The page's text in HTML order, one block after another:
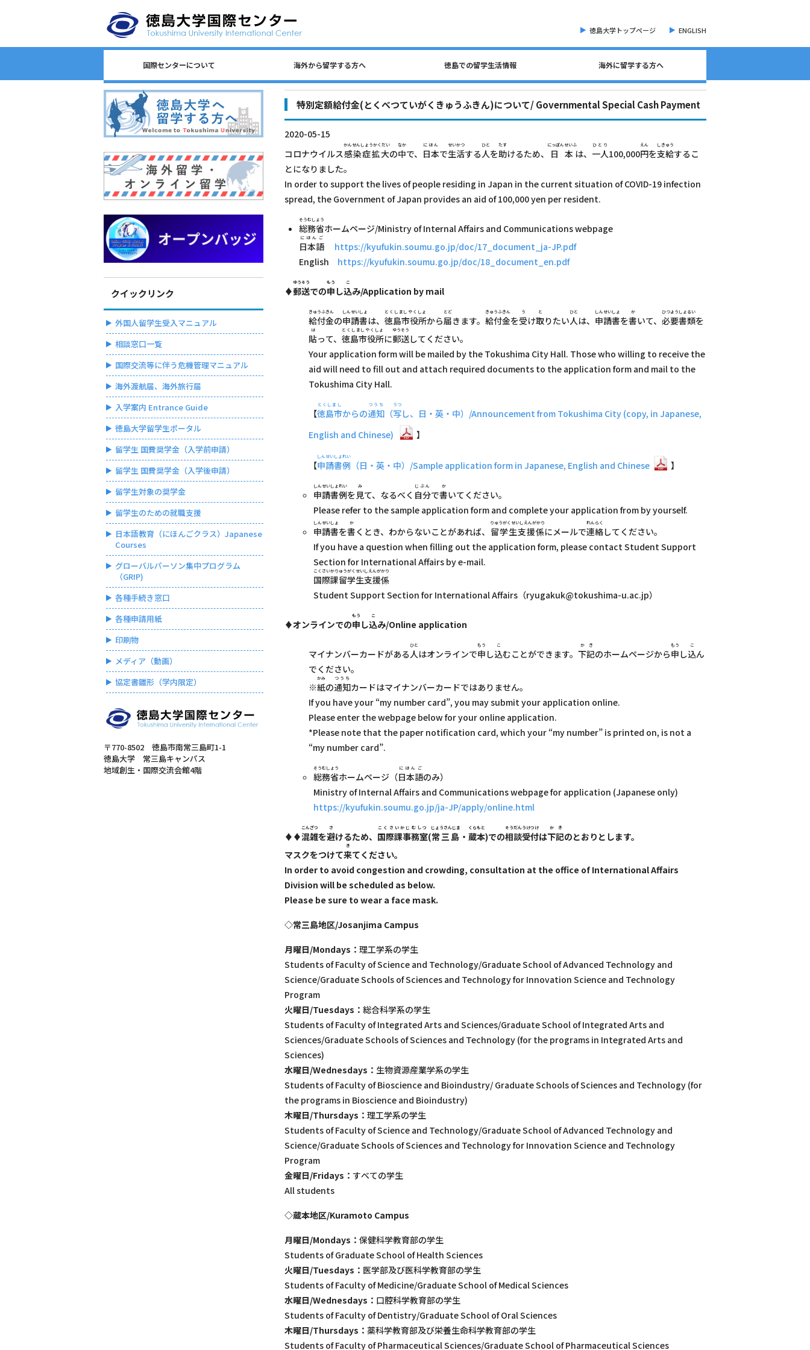
徳島大学トップページ ENGLISH
国際センターについて
国際センターについて
センター長からのごあいさつ
国際センターのロゴについて
沿革
日本語教育/Japanese Program
相談窓口一覧
スタッフ一覧
国際課連絡先
海外から留学する方へ 徳島での留学生活情報 海外に留学する方へ
特別定額給付金(とくべつていがくきゅうふきん)について/ Governmental Special Cash Payment
2020-05-15
コロナウイルス感染症拡大
かんせんしょうかくだい
の中
なか
で、 日本
にほん
で生活
せいかつ
する人
ひと
を助
たす
けるため、 日本
にっぽんせいふ
は、 一人
ひとり
100,000円
えん
を支給
しきゅう
するこ
とになりました。
In order to support the lives of people residing in Japan in the current situation of COVID-19 infection
spread, the Government of Japan provides an aid of 100,000 yen per resident.
総務省
そうむしょう
ホームページ/Ministry of Internal Affairs and Communications webpage
日本語
にほんご
https://kyufukin.soumu.go.jp/doc/17_document_ja-JP.pdf
English https://kyufukin.soumu.go.jp/doc/18_document_en.pdf
♦郵送
ゆうそう
での申
もう
し込
こ
み/Application by mail
給付金
きゅうふきん
の申請書
しんせいしょ
は、 徳島市役所
とくしましやくしょ
から届
とど
きます。 給付金
きゅうふきん
を受
う
け取
と
りたい人
ひと
は、 申請書
しんせいしょ
を書
か
いて、 必要書類
ひつようしょるい
を
貼
は
って、 徳島市役所
とくしましやくしょ
に郵送
ゆうそう
してください。
Your application form will be mailed by the Tokushima City Hall. Those who willing to receive the
aid will need to fill out and attach required documents to the application form and mail to the
Tokushima City Hall.
【徳島市
とくしまし
からの通知
つうち
（写
うつ
し、日・英・中）/Announcement from Tokushima City (copy, in Japanese,
English and Chinese)
】
【申請書例
しんせいしょれい
（日・英・中）/Sample application form in Japanese, English and Chinese 】
申請書例
しんせいしょれい
を見
み
て、なるべく 自分
じぶん
で書
か
いてください。
Please refer to the sample application form and complete your application from by yourself.
申請書
しんせいしょ
を書
か
くとき、わからないことがあれば、 留学生支援係
りゅうがくせいしえんがかり
にメールで連絡
れんらく
してください。
If you have a question when filling out the application form, please contact Student Support
Section for International Affairs by e-mail.
国際課留学生支援係
こくさいかりゅうがくせいしえんがかり
Student Support Section for International Affairs（ryugakuk@tokushima-u.ac.jp）
♦オンラインでの申
もう
し込
こ
み/Online application
マイナンバーカードがある人
ひと
はオンラインで申
もう
し込
こ
むことができます。 下記
かき
のホームページから申
もう
し込
こ
ん
でください。
※紙
かみ
の通知
つうち
カードはマイナンバーカードではありません。
If you have your “my number card”, you may submit your application online.
Please enter the webpage below for your online application.
*Please note that the paper notification card, which your “my number” is printed on, is not a
“my number card”.
総務省
そうむしょう
ホームページ（日本語
にほんご
のみ）
Ministry of Internal Affairs and Communications webpage for application (Japanese only)
https://kyufukin.soumu.go.jp/ja-JP/apply/online.html
♦♦混雑
こんざつ
を避
さ
けるため、 国際課事務室
こくさいかじむしつ
(常三島
じょうさんじま
・ 蔵本
くらもと
)での相談受付
そうだんうけつけ
は下記
かき
のとおりとします。
マスクをつけて来
き
てください。
In order to avoid congestion and crowding, consultation at the office of International Affairs
Division will be scheduled as below.
Please be sure to wear a face mask.
◇常三島地区/Josanjima Campus
月曜日/Mondays： 理工学系の学生
Students of Faculty of Science and Technology/Graduate School of Advanced Technology and
Science/Graduate Schools of Sciences and Technology for Innovation Science and Technology
Program
火曜日/Tuesdays： 総合科学系の学生
Students of Faculty of Integrated Arts and Sciences/Graduate School of Integrated Arts and
Sciences/Graduate Schools of Sciences and Technology (for the programs in Integrated Arts and
Sciences)
水曜日/Wednesdays： 生物資源産業学系の学生
Students of Faculty of Bioscience and Bioindustry/ Graduate Schools of Sciences and Technology (for
the programs in Bioscience and Bioindustry)
木曜日/Thursdays： 理工学系の学生
Students of Faculty of Science and Technology/Graduate School of Advanced Technology and
Science/Graduate Schools of Sciences and Technology for Innovation Science and Technology
Program
金曜日/Fridays： すべての学生
All students
◇蔵本地区/Kuramoto Campus
月曜日/Mondays： 保健科学教育部の学生
Students of Graduate School of Health Sciences
火曜日/Tuesdays： 医学部及び医科学教育部の学生
Students of Faculty of Medicine/Graduate School of Medical Sciences
水曜日/Wednesdays： 口腔科学教育部の学生
Students of Faculty of Dentistry/Graduate School of Oral Sciences
木曜日/Thursdays： 薬科学教育部及び栄養生命科学教育部の学生
Students of Faculty of Pharmaceutical Sciences/Graduate School of Pharmaceutical Sciences
クイックリンク
外国人留学生受入マニュアル
相談窓口一覧
国際交流等に伴う危機管理マニュアル
海外渡航届、海外旅行届
入学案内 Entrance Guide
徳島大学留学生ポータル
留学生 国費奨学金（入学前申請）
留学生 国費奨学金（入学後申請）
留学生対象の奨学金
留学生のための就職支援
日本語教育（にほんごクラス）Japanese
Courses
グローバルパーソン集中プログラム
（GRIP)
各種手続き窓口
各種申請用紙
印刷物
メディア（動画）
協定書雛形（学内限定）
〒770-8502 徳島市南常三島町1-1
徳島大学 常三島キャンパス
地域創生・国際交流会館4階